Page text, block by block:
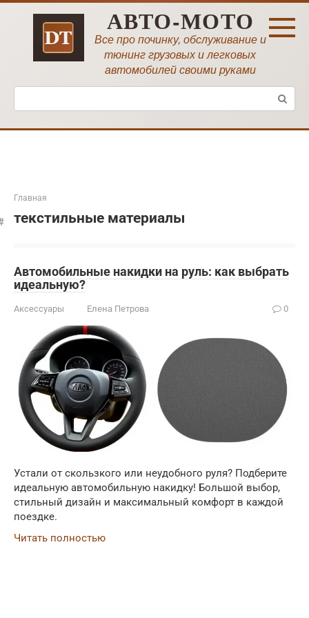
Перейти
АВТО-МОТО
Все про починку, обслуживание и
тюнинг грузовых и легковых
автомобилей своими руками
Поиск:
Главная
текстильные материалы
Автомобильные накидки на руль: как выбрать
идеальную?
Аксессуары Елена Петрова 0
Устали от скользкого или неудобного руля? Подберите
идеальную автомобильную накидку! Большой выбор,
стильный дизайн и максимальный комфорт в каждой
поездке.
Читать полностью